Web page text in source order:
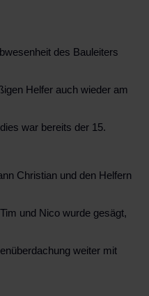
des Bauleiters
Helfer auch wieder am
war bereits der 15.
Christian und den Helfern
und Nico wurde gesägt,
weiter mit